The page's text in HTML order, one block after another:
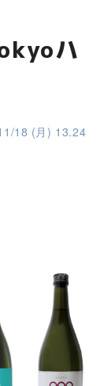
ハ
18 (月) 13.24